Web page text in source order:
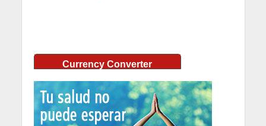
Currency Converter